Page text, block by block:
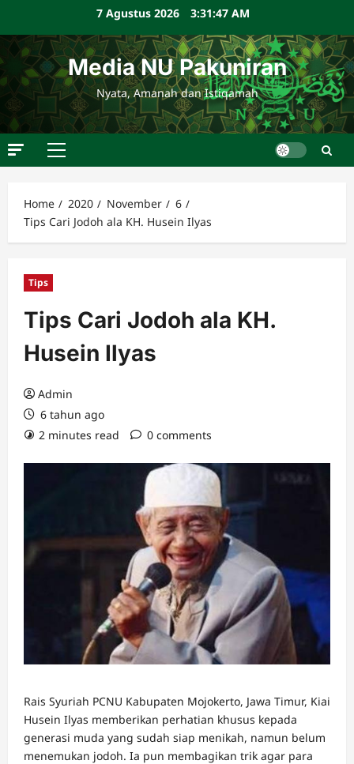
content
7 Agustus 2026 3:31:48 AM
Media NU Pakuniran
Nyata, Amanah dan Istiqamah
Primary
Home
2020 November
6
Tips Cari Jodoh ala KH. Husein Ilyas
Tips
Tips Cari Jodoh ala KH.
Husein Ilyas
Admin
6 tahun ago
2 minutes read
0 comments
Rais Syuriah PCNU Kabupaten Mojokerto, Jawa Timur, Kiai
Husein Ilyas memberikan perhatian khusus kepada
generasi muda yang sudah siap menikah, namun belum
menemukan jodoh. Ia pun membagikan trik agar para